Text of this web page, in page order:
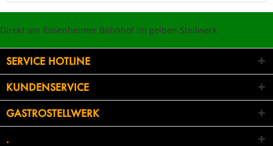
Direkt am Rosenheimer Bahnhof im gelben Stellwerk
SERVICE HOTLINE
KUNDENSERVICE
GASTROSTELLWERK
.